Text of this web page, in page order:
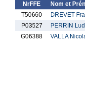
NrFFE Nom et
T50660
DREVET
P03527
PERRIN
G06388
VALLA